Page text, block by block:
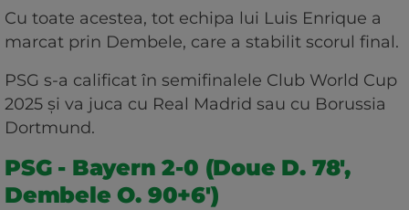
Cu toate acestea, tot echipa lui Luis Enrique a
marcat prin Dembele, care a stabilit scorul final.
PSG s-a calificat în semifinalele Club World Cup
2025 și va juca cu Real Madrid sau cu Borussia
Dortmund.
PSG - Bayern 2-0 (Doue D. 78',
Dembele O. 90+6')